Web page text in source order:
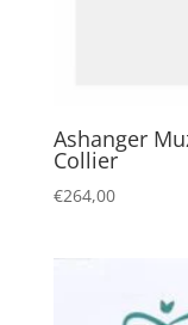
Ashanger
Collier
€264,00